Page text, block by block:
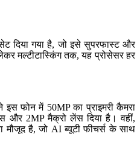
दिया गया है, जो इसे सुपरफास्ट और
मल्टीटास्किंग तक, यह प्रोसेसर हर
इस फोन में 50MP का प्राइमरी कैमरा
और 2MP मैक्रो लेंस दिया है। वहीं,
है, जो AI ब्यूटी फीचर्स के साथ